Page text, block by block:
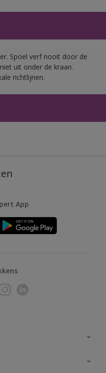
Spoel verf nooit door de
uit onder de kraan.
richtlijnen.
App